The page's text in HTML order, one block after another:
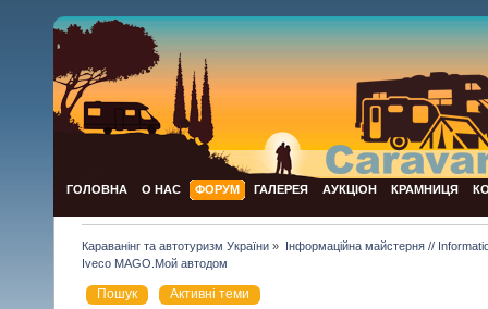
ГОЛОВНА О НАС ФОРУМ ГАЛЕРЕЯ АУКЦІОН КРАМНИЦЯ
Караванінг та автотуризм України » Інформаційна майстерня //
Iveco MAGO.Мой автодом
Пошук Активні теми